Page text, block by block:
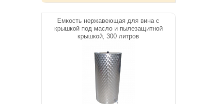
Емкость нержавеющая для вина с
крышкой под масло и пылезащитной
крышкой, 300 литров